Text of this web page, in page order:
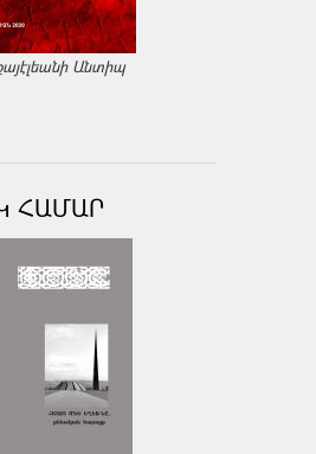
Անտիպ
ՀԱՄԱՐ